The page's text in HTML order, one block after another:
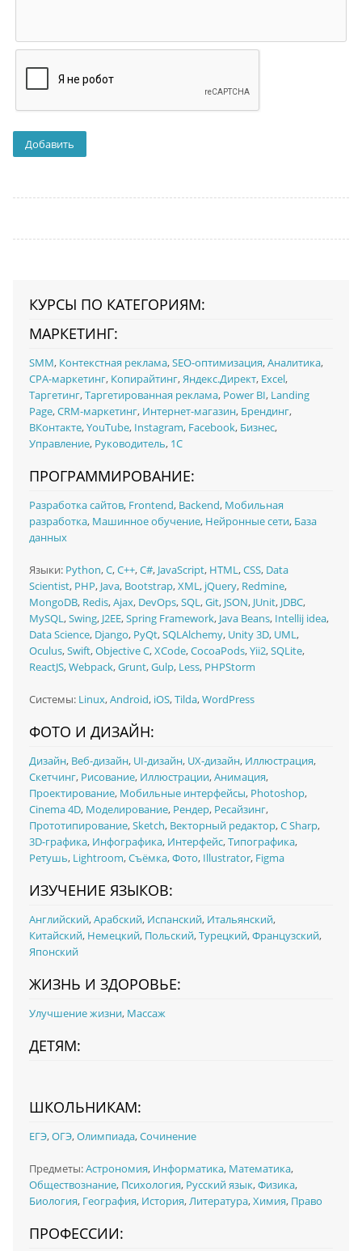
КУРСЫ ПО КАТЕГОРИЯМ:
МАРКЕТИНГ:
SMM, Контекстная реклама,SEO-оптимизация,Аналитика,
CPA-маркетинг, Копирайтинг,Яндекс.Директ, Excel,
Таргетинг,Таргетированная реклама, Power BI, Landing
Page,CRM-маркетинг, Интернет-магазин, Брендинг,
ВКонтакте,YouTube, Instagram, Facebook, Бизнес,
Управление, Руководитель, 1C
ПРОГРАММИРОВАНИЕ:
Разработка сайтов, Frontend, Backend, Мобильная
разработка, Машинное обучение, Нейронные сети, База
данных
Языки: Python,C,C++,C#, JavaScript, HTML,CSS, Data
Scientist, PHP, Java, Bootstrap,XML, jQuery, Redmine,
MongoDB, Redis,Ajax, DevOps,SQL,Git, JSON, JUnit, JDBC,
MySQL,Swing, J2EE,Spring Framework, Java Beans, Intellij idea,
Data Science, Django, PyQt,SQLAlchemy, Unity 3D, UML,
Oculus,Swift,Objective C,XCode,CocoaPods,Yii2,SQLite,
ReactJS,Webpack,Grunt,Gulp, Less, PHPStorm
Системы: Linux,Android, iOS,Tilda,WordPress
ФОТО И ДИЗАЙН:
Дизайн, Веб-дизайн, UI‑дизайн, UX‑дизайн, Иллюстрация,
Скетчинг, Рисование, Иллюстрации,Анимация,
Проектирование, Мобильные интерфейсы, Photoshop,
Cinema 4D, Моделирование, Рендер, Ресайзинг,
Прототипирование,Sketch, Векторный редактор,C Sharp,
3D-графика, Инфографика, Интерфейс,Типографика,
Ретушь, Lightroom,Съёмка,Фото, Illustrator, Figma
ИЗУЧЕНИЕ ЯЗЫКОВ:
Английский,Арабский, Испанский, Итальянский,
Китайский, Немецкий, Польский,Турецкий,Французский,
Японский
ЖИЗНЬ И ЗДОРОВЬЕ:
Улучшение жизни, Массаж
ДЕТЯМ:
ШКОЛЬНИКАМ:
ЕГЭ,ОГЭ,Олимпиада,Сочинение
Предметы:Астрономия, Информатика, Математика,
Обществознание, Психология, Русский язык,Физика,
Биология, География, История,Литература,Химия, Право
ПРОФЕССИИ: